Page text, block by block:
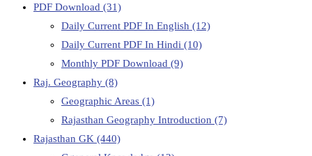
PDF Download (31)
Daily Current PDF In English (12)
Daily Current PDF In Hindi (10)
Monthly PDF Download (9)
Raj. Geography (8)
Geographic Areas (1)
Rajasthan Geography Introduction (7)
Rajasthan GK (440)